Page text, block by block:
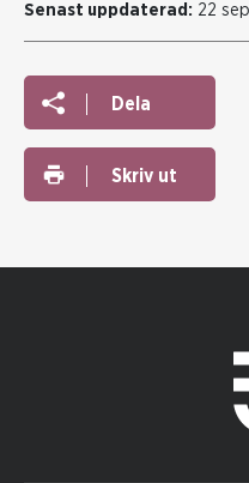
Senast uppdaterad: 22
Dela
Skriv ut